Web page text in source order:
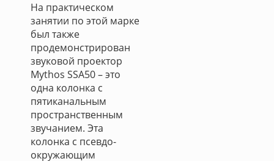
На практическом
занятии по этой марке
был также
продемонстрирован
звуковой проектор
Mythos SSA50 – это
одна колонка с
пятиканальным
пространственным
звучанием. Эта
колонка с псевдо-
окружающим